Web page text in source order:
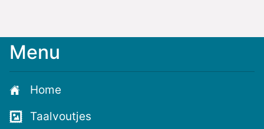
Menu
Home
Taalvoutjes